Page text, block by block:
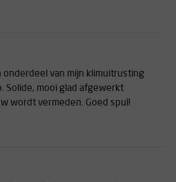
onderdeel van mijn klimuitrusting
Solide, mooi glad afgewerkt
wordt vermeden. Goed spul!